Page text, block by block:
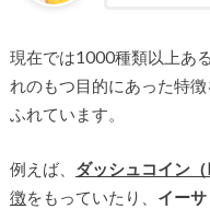
現在では1000種類以上あ
れのもつ目的にあった特
ふれています。
例えば、 ダッシュコイン（
徴をもっていたり、 イーサ